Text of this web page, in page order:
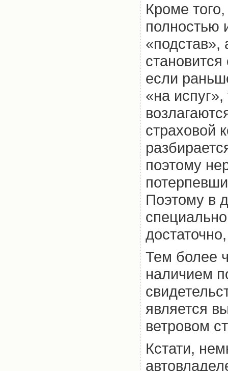
Кроме
полностью
если
«на
страховой
поэтому
Поэтому в
Тем более
наличием
является
ветровом
Кстати,